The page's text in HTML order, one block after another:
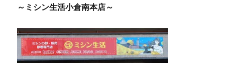
～ミシン生活小倉南本店～